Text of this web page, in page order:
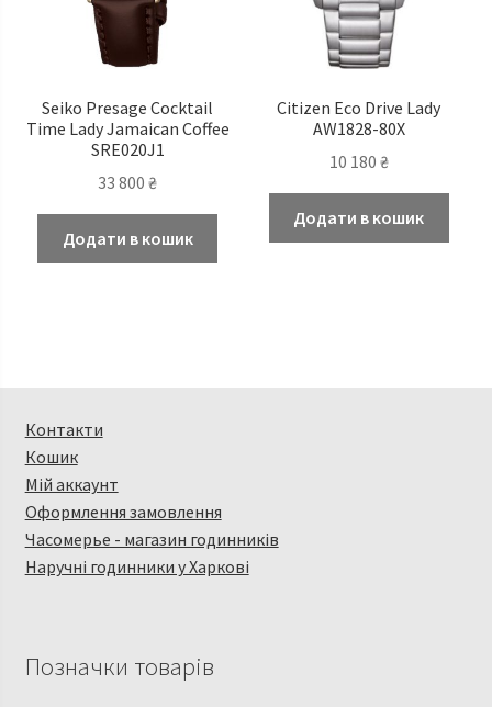
Seiko Presage Cocktail
Time Lady Jamaican Coffee
SRE020J1
33 800₴
Додати в кошик
Citizen Eco Drive Lady
AW1828-80X
10 180 ₴
Додати в кошик
Контакти
Кошик
Мій аккаунт
Оформлення замовлення
Часомерье - магазин годинників
Наручні годинники у Харкові
Позначки товарів